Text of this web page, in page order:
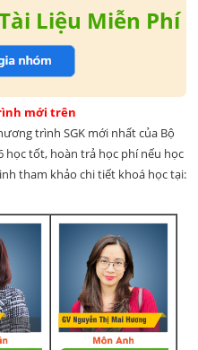
Liệu Miễn Phí
mới trên
trình SGK mới nhất của Bộ
học tốt, hoàn trả học phí nếu học
tham khảo chi tiết khoá học tại: